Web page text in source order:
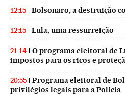
12:15 Bolsonaro, a destruição
12:15 Lula, uma ressurreição
21:14
O programa eleitoral de
impostos para os ricos e
20:55
Programa eleitoral de
privilégios legais para a Polícia